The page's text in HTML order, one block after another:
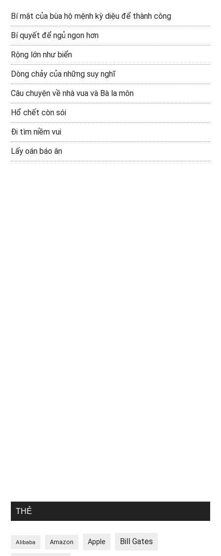
Bí mật của bùa hộ mệnh kỳ diệu để thành công
Bí quyết để ngủ ngon hơn
Rộng lớn như biển
Dòng chảy của những suy nghĩ
Câu chuyện về nhà vua và Bà la môn
Hổ chết còn sói
Đi tìm niềm vui
Lấy oán báo ân
THẺ
Alibaba Amazon Apple Bill Gates